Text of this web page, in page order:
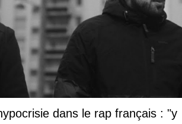
dans le rap français : "y